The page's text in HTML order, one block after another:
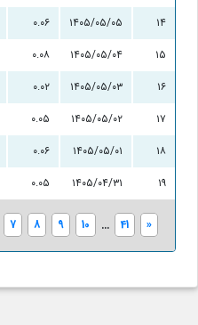
۱۴
۱۴۰۵/۰۵/۰۵ ۰.۰۶
۱۵
۱۴۰۵/۰۵/۰۴ ۰.۰۸
۱۶
۱۴۰۵/۰۵/۰۳ ۰.۰۲
۱۷
۱۴۰۵/۰۵/۰۲ ۰.۰۵
۱۸
۱۴۰۵/۰۵/۰۱ ۰.۰۶
۱۹
۱۴۰۵/۰۴/۳۱ ۰.۰۵
7 8 9 10 ... 41 »